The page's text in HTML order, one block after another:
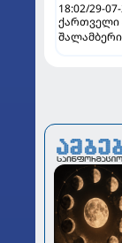
18:02/29-
ქართველი